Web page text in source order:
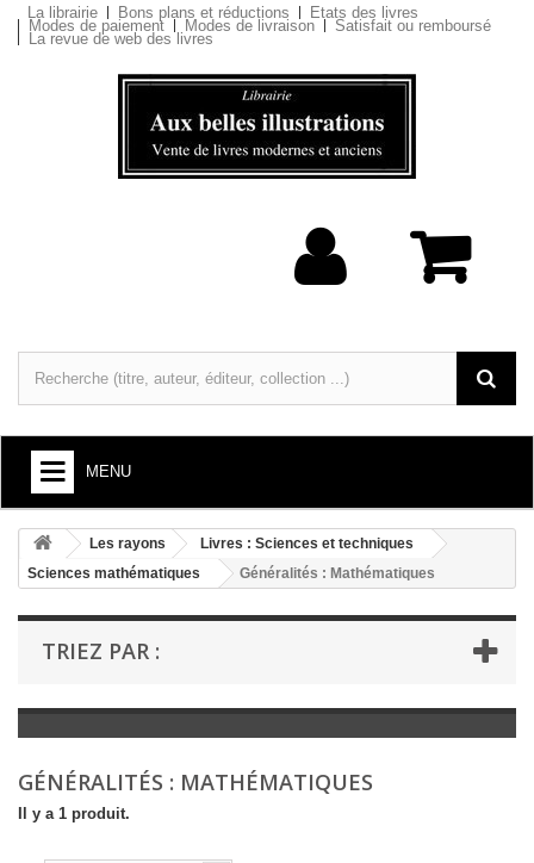
La librairie Bons plans et réductions Etats des livres
Modes de paiement Modes de livraison Satisfait ou remboursé
La revue de web des livres
MENU
+
LIVRES : ARTS ET SOCIÉTÉ
+
LIVRES : LITTÉRATURE
+
LIVRES : JEUNESSE
LIVRES ANCIENS AVANT 1900
Les rayons
Livres : Sciences et techniques
Sciences mathématiques
Généralités : Mathématiques
TRIEZ PAR :
GÉNÉRALITÉS : MATHÉMATIQUES
Il y a 1 produit.